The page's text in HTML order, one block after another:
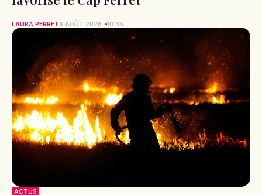
LAURA PERRET6 AOÛT 2026 10:35
ACTUS